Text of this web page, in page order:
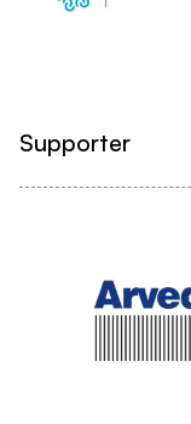
Supporter